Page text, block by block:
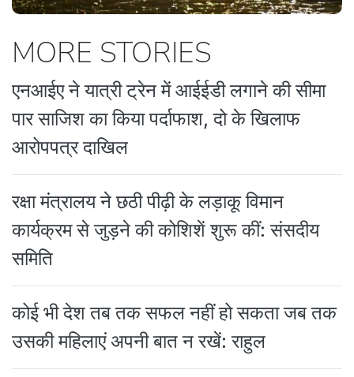
MORE STORIES
एनआईए ने यात्री ट्रेन में आईईडी लगाने की सीमा
पार साजिश का किया पर्दाफाश, दो के खिलाफ
आरोपपत्र दाखिल
रक्षा मंत्रालय ने छठी पीढ़ी के लड़ाकू विमान
कार्यक्रम से जुड़ने की कोशिशें शुरू कीं: संसदीय
समिति
कोई भी देश तब तक सफल नहीं हो सकता जब तक
उसकी महिलाएं अपनी बात न रखें: राहुल